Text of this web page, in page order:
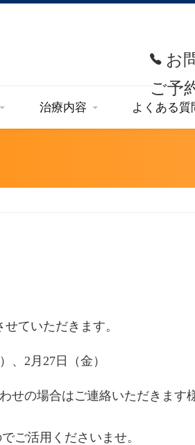
お
ご予
治療内容 よくある質
ていただきます。
、2月27日（金）
せの場合はご連絡いただきます
ご活用くださいませ。